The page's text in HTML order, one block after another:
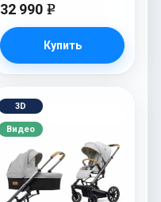
32 990 e
Купить
3D
Видео